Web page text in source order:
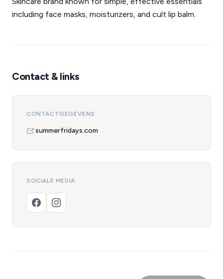
including face masks, moisturizers, and cult lip balm.
Contact & links
CONTACTGEGEVENS
summerfridays.com
SOCIALE MEDIA